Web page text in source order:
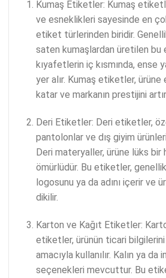
Kumaş Etiketler: Kumaş
ve esneklikleri sayesinde en
etiket türlerinden biridir.
saten kumaşlardan üretilen bu
kıyafetlerin iç kısmında, ense
yer alır. Kumaş etiketler, ürüne
katar ve markanın prestijini
Deri Etiketler: Deri etiketler,
pantolonlar ve dış giyim
Deri materyaller, ürüne lüks bir
ömürlüdür. Bu etiketler,
logosunu ya da adını içerir ve
dikilir.
Karton ve Kağıt Etiketler:
etiketler, ürünün ticari
amacıyla kullanılır. Kalın ya da
seçenekleri mevcuttur. Bu